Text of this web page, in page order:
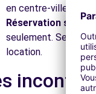
- METZ (C)
en centre-ville, en
Réservation
seulement. Service
location.